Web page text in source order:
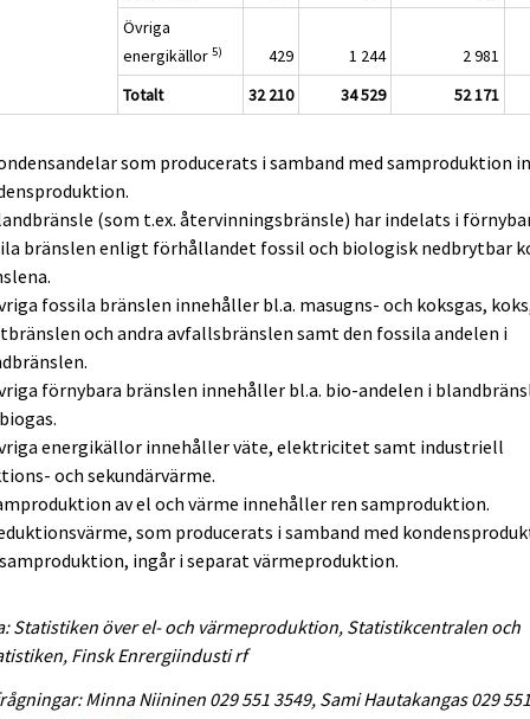
Övriga
energikällor5) 429 1 244 2 981
Totalt
32 210 34 529 52 171
som producerats i samband med samproduktion
(som t.ex. återvinningsbränsle) har indelats i
bränslen enligt förhållandet fossil och biologisk nedbrytbar
fossila bränslen innehåller bl.a. masugns- och koksgas,
och andra avfallsbränslen samt den fossila andelen i
förnybara bränslen innehåller bl.a. bio-andelen i
energikällor innehåller väte, elektricitet samt industriell
och sekundärvärme.
av el och värme innehåller ren samproduktion.
som producerats i samband med
ingår i separat värmeproduktion.
Statistiken över el- och värmeproduktion, Statistikcentralen och
Finsk Enrergiindusti rf
Minna Niininen 029 551 3549, Sami Hautakangas 029 551